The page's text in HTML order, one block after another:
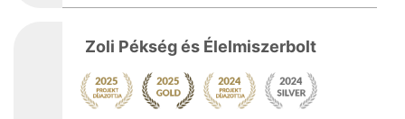
Zoli Pékség és Élelmiszerbolt